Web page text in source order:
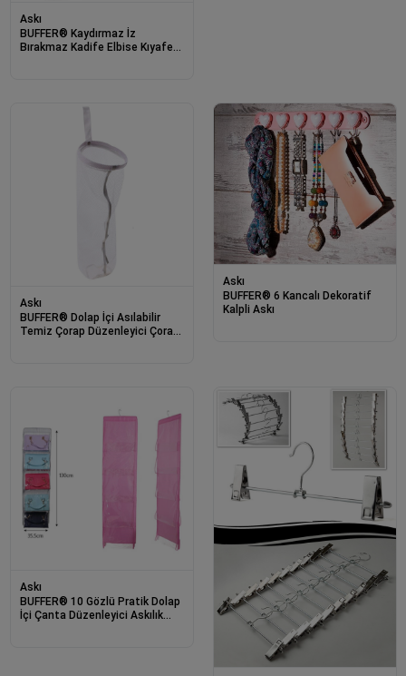
Askı
BUFFER® Kaydırmaz İz
Bırakmaz Kadife Elbise Kıyafet
Askı
BUFFER® Dolap İçi Asılabilir
Temiz Çorap Düzenleyici Çorap
Askı
BUFFER® 6 Kancalı Dekoratif
Kalpli Askı
Askı
BUFFER® 10 Gözlü Pratik Dolap
İçi Çanta Düzenleyici Askılık